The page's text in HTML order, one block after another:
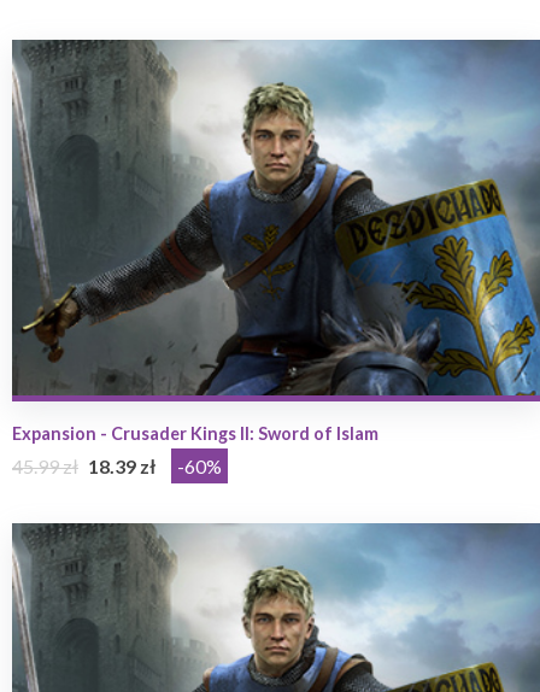
Expansion - Crusader Kings II: Sword of Islam
45.99 zł 18.39 zł -60%